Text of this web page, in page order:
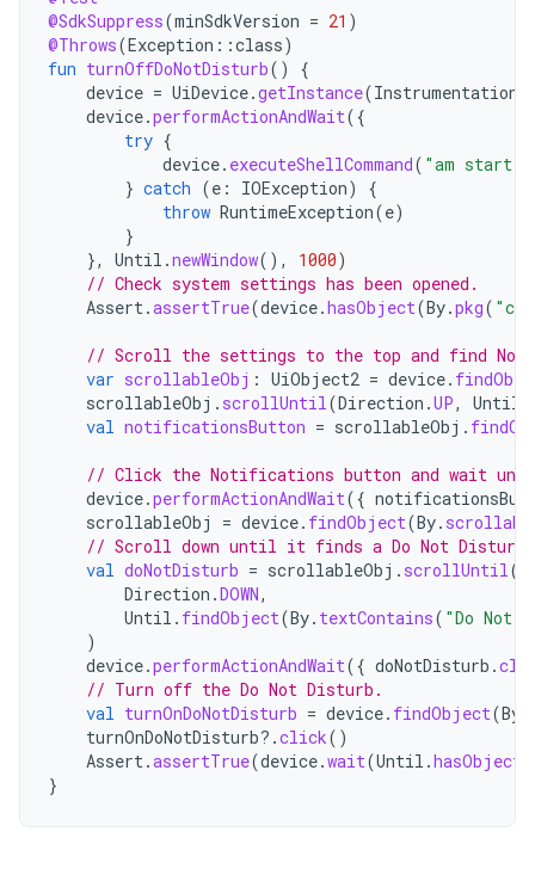
@SdkSuppress(minSdkVersion = 21 )
@Throws(Exception ::class)
fun turnOffDoNotDisturb()
{
device = UiDevice.getInstance(
device.performActionAndWait({
try {
device. executeShellCommand( "am start -
} catch (e : IOException)
{
throw RuntimeException(e)
}
},
Until .newWindow(), 1000)
// Check system settings has been opened.
Assert.assertTrue(device.hasObject(By.pkg(
// Scroll the settings to the top and find
var scrollableObj : UiObject2 = device.
scrollableObj . scrollUntil(Direction .UP, Until
val notificationsButton = scrollableObj .
// Click the Notifications button and wait until
device.performActionAndWait({
scrollableObj
= device. findObject(By.
// Scroll down until it finds a Do Not Disturb
val doNotDisturb = scrollableObj . scrollUntil(
Direction .DOWN,
Until . findObject(By. textContains( "Do Not
)
device.performActionAndWait({ doNotDisturb .
// Turn off the Do Not Disturb.
val turnOnDoNotDisturb = device. findObject(By
turnOnDoNotDisturb?.click()
Assert.assertTrue(device.wait(Until .hasObject
}